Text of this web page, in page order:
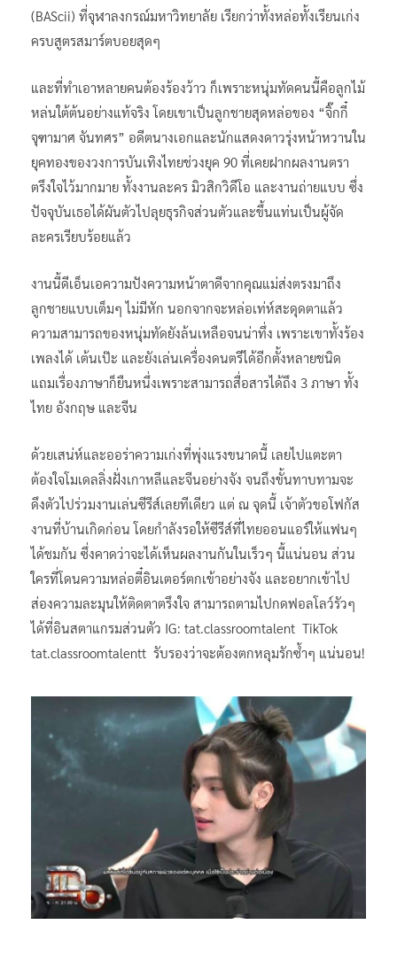
(BAScii) ที่จุฬาลงกรณ์มหาวิทยาลัย เรียกว่าทั้งหล่อทั้งเรียนเก่ง
ครบสูตรสมาร์ตบอยสุดๆ
และที่ทำเอาหลายคนต้องร้องว้าว ก็เพราะหนุ่มทัดคนนี้คือลูกไม้
หล่นใต้ต้นอย่างแท้จริง โดยเขาเป็นลูกชายสุดหล่อของ “จิ๊กกี๋
จุฑามาศ จันทศร” อดีตนางเอกและนักแสดงดาวรุ่งหน้าหวานใน
ยุคทองของวงการบันเทิงไทยช่วงยุค 90 ที่เคยฝากผลงานตรา
ตรึงใจไว้มากมาย ทั้งงานละคร มิวสิกวิดีโอ และงานถ่ายแบบ ซึ่ง
ปัจจุบันเธอได้ผันตัวไปลุยธุรกิจส่วนตัวและขึ้นแท่นเป็นผู้จัด
ละครเรียบร้อยแล้ว
งานนี้ดีเอ็นเอความปังความหน้าตาดีจากคุณแม่ส่งตรงมาถึง
ลูกชายแบบเต็มๆ ไม่มีหัก นอกจากจะหล่อเท่ห์สะดุดตาแล้ว
ความสามารถของหนุ่มทัดยังล้นเหลือจนน่าทึ่ง เพราะเขาทั้งร้อง
เพลงได้ เต้นเป๊ะ และยังเล่นเครื่องดนตรีได้อีกตั้งหลายชนิด
แถมเรื่องภาษาก็ยืนหนึ่งเพราะสามารถสื่อสารได้ถึง 3 ภาษา ทั้ง
ไทย อังกฤษ และจีน
ด้วยเสน่ห์และออร่าความเก่งที่พุ่งแรงขนาดนี้ เลยไปแตะตา
ต้องใจโมเดลลิ่งฝั่งเกาหลีและจีนอย่างจัง จนถึงขั้นทาบทามจะ
ดึงตัวไปร่วมงานเล่นซีรีส์เลยทีเดียว แต่ ณ จุดนี้ เจ้าตัวขอโฟกัส
งานที่บ้านเกิดก่อน โดยกำลังรอให้ซีรีส์ที่ไทยออนแอร์ให้แฟนๆ
ได้ชมกัน ซึ่งคาดว่าจะได้เห็นผลงานกันในเร็วๆ นี้แน่นอน ส่วน
ใครที่โดนความหล่อตี๋อินเตอร์ตกเข้าอย่างจัง และอยากเข้าไป
ส่องความละมุนให้ติดตาตรึงใจ สามารถตามไปกดฟอลโลว์รัวๆ
ได้ที่อินสตาแกรมส่วนตัว IG: tat.classroomtalent TikTok
tat.classroomtalentt รับรองว่าจะต้องตกหลุมรักซ้ำๆ แน่นอน!